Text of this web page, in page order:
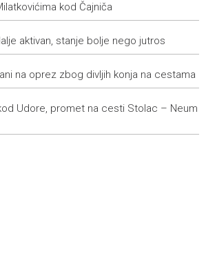
u pozvani na oprez zbog divljih konja na
reprezentacija na Svjetskom prvenstvu u
sada (VIDEO)
dnevna temperatura od 27 do 33, na
donosi poseban Program za
kod Čajniča
aktivan, stanje bolje nego jutros
na oprez zbog divljih konja na cestama
Udore, promet na cesti Stolac – Neum